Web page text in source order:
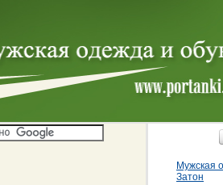
Мужская
Затон